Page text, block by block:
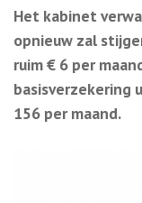
Het kabinet
opnieuw zal
ruim € 6 per
basisverzekering
156 per maand.